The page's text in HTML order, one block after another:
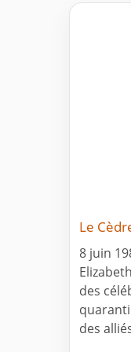
Le
8 juin
des
des